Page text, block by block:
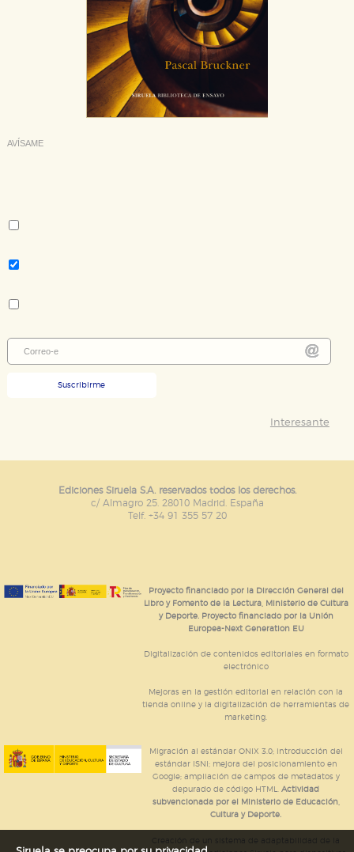
AVÍSAME
Suscribirme
Interesante
Ediciones Siruela S.A. reservados todos los derechos.
c/ Almagro 25. 28010 Madrid. España
Telf. +34 91 355 57 20
Proyecto financiado por la Dirección General del
Libro y Fomento de la Lectura, Ministerio de Cultura
y Deporte. Proyecto financiado por la Unión
Europea-Next Generation EU
Digitalización de contenidos editoriales en formato
electrónico
Mejoras en la gestión editorial en relación con la
tienda online y la digitalización de herramientas de
marketing.
Migración al estándar ONIX 3.0; introducción del
estándar ISNI; mejora del posicionamiento en
Google; ampliación de campos de metadatos y
depurado de código HTML.Actividad
subvencionada por el Ministerio de Educación,
Cultura y Deporte.